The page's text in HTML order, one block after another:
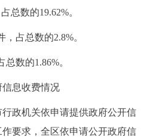
数的19.62%。
占总数的2.8%。
数的1.86%。
息收费情况
政机关依申请提供政府公开信
要求，全区依申请公开政府信